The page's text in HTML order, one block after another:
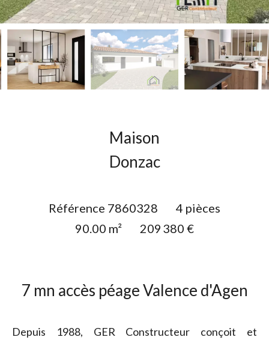
Maison
Donzac
Référence 7860328
4 pièces
90.00 m² 209 380 €
7 mn accès péage Valence d'Agen
Depuis 1988, GER Constructeur conçoit et